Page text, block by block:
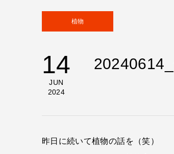
植物
14
JUN
2024
昨日に続いて植物の話を（笑）